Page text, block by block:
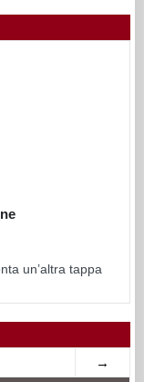
un’altra tappa
→